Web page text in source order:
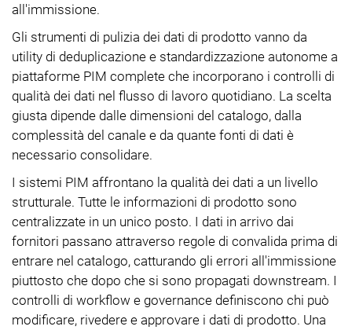
all'immissione.
Gli strumenti di pulizia dei dati di prodotto vanno da
utility di deduplicazione e standardizzazione autonome a
piattaforme PIM complete che incorporano i controlli di
qualità dei dati nel flusso di lavoro quotidiano. La scelta
giusta dipende dalle dimensioni del catalogo, dalla
complessità del canale e da quante fonti di dati è
necessario consolidare.
I sistemi PIM affrontano la qualità dei dati a un livello
strutturale. Tutte le informazioni di prodotto sono
centralizzate in un unico posto. I dati in arrivo dai
fornitori passano attraverso regole di convalida prima di
entrare nel catalogo, catturando gli errori all'immissione
piuttosto che dopo che si sono propagati downstream. I
controlli di workflow e governance definiscono chi può
modificare, rivedere e approvare i dati di prodotto. Una